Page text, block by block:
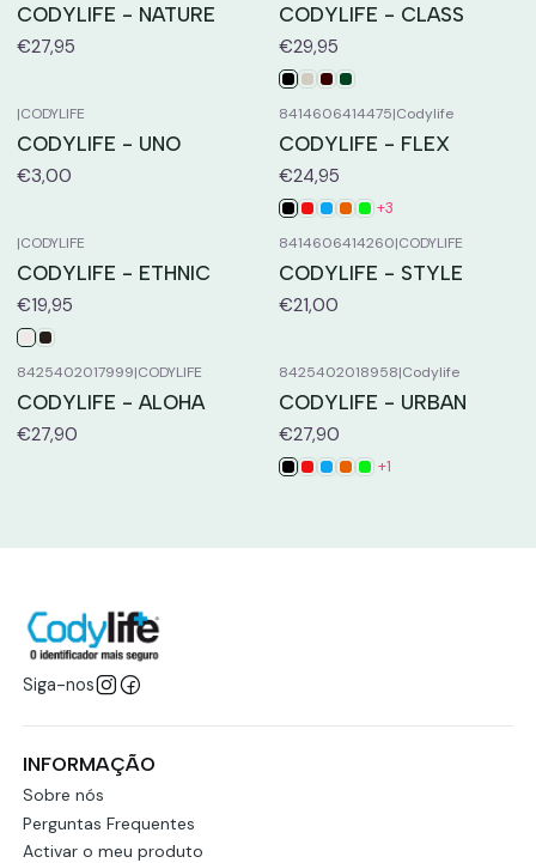
CODYLIFE - NATURE
€27,95
CODYLIFE - CLASS
€29,95
|CODYLIFE
CODYLIFE - UNO
€3,00
8414606414475|Codylife
CODYLIFE - FLEX
€24,95
+3
|CODYLIFE
CODYLIFE - ETHNIC
€19,95
8414606414260|CODYLIFE
CODYLIFE - STYLE
€21,00
8425402017999|CODYLIFE
CODYLIFE - ALOHA
€27,90
8425402018958|Codylife
CODYLIFE - URBAN
€27,90
+1
Siga-nos
INFORMAÇÃO
Sobre nós
Perguntas Frequentes
Activar o meu produto